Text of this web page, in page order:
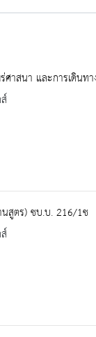
าสนา และการเดินท
สูตร) ชบ.บ. 216/1ช